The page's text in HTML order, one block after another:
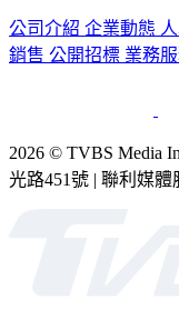
公司介紹 企業動態
銷售 公開招標 業務
2026 © TVBS Media
光路451號 | 聯利媒體